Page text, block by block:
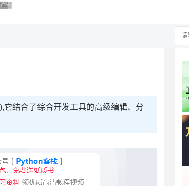
性选择
理性选择
告 商业广告，理性选择
广告 商业广告，理性选择
结合了综合开发工具的高级编辑、分